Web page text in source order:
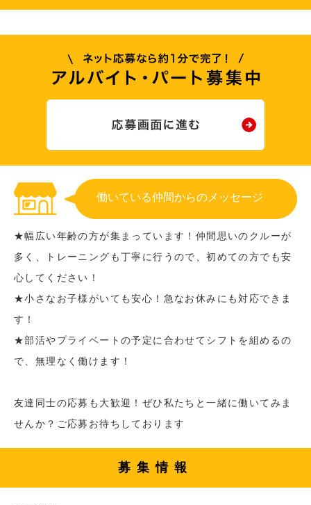
働いている仲間からのメッセージ
★幅広い年齢の方が集まっています！仲間思いのクルーが
多く、トレーニングも丁寧に行うので、初めての方でも安
心してください！
★小さなお子様がいても安心！急なお休みにも対応できま
す！
★部活やプライベートの予定に合わせてシフトを組めるの
で、無理なく働けます！
友達同士の応募も大歓迎！ぜひ私たちと一緒に働いてみま
せんか？ご応募お待ちしております
募集情報